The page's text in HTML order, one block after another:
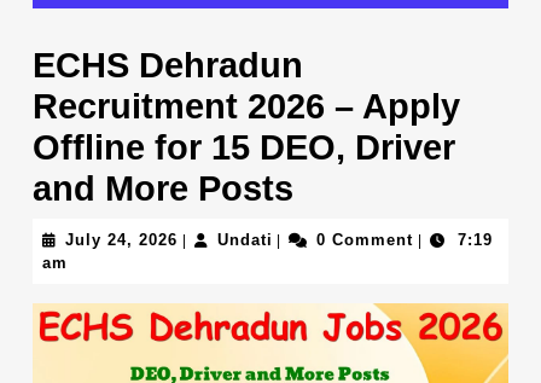
ECHS Dehradun
Recruitment 2026 – Apply
Offline for 15 DEO, Driver
and More Posts
July 24, 2026 July Undati Undati0 Comment
7:19
am